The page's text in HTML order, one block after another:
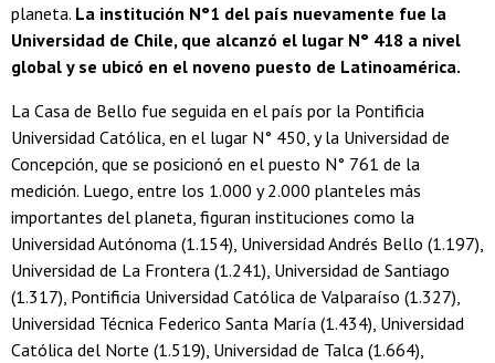
planeta. La institución N°1 del país nuevamente fue la
Universidad de Chile, que alcanzó el lugar N° 418 a nivel
global y se ubicó en el noveno puesto de Latinoamérica.
La Casa de Bello fue seguida en el país por la Pontificia
Universidad Católica, en el lugar N° 450, y la Universidad de
Concepción, que se posicionó en el puesto N° 761 de la
medición. Luego, entre los 1.000 y 2.000 planteles más
importantes del planeta, figuran instituciones como la
Universidad Autónoma (1.154), Universidad Andrés Bello (1.197),
Universidad de La Frontera (1.241), Universidad de Santiago
(1.317), Pontificia Universidad Católica de Valparaíso (1.327),
Universidad Técnica Federico Santa María (1.434), Universidad
Católica del Norte (1.519), Universidad de Talca (1.664),